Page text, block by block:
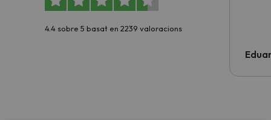
4.4 sobre 5 basat en 2239 valoracions